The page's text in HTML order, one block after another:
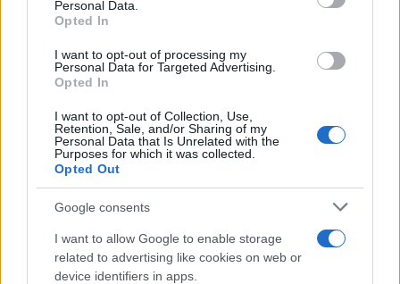
Personal Data.
Opted In
I want to opt-out of processing my
Personal Data for Targeted Advertising.
Opted In
I want to opt-out of Collection, Use,
Retention, Sale, and/or Sharing of my
Personal Data that Is Unrelated with the
Purposes for which it was collected.
Opted Out
Google consents
I want to allow Google to enable storage
related to advertising like cookies on web or
device identifiers in apps.
Πραγματογνώμονας για το τροχαίο στις
Σέρρες: «Κάτι απέσπασε την προσοχή του